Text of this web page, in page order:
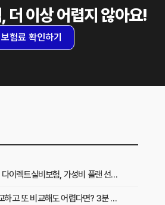
더 이상 어렵지 않아요!
보험료 확인하기
보험료 폭탄? 2025년 다이렉트실비보험, 가성비 플랜 선택 노하우 대방출!
다이렉트실비보험, 비교하고 또 비교해도 어렵다면? 3분 만에 끝내는 완벽 가이드